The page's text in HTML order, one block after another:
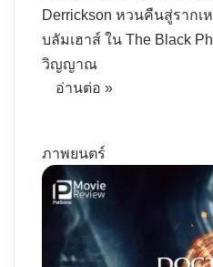
Derrickson หวนคืนสู่ราก
บลัมเฮาส์ ใน The Black
วิญญาณ
อ่านต่อ »
ภาพยนตร์